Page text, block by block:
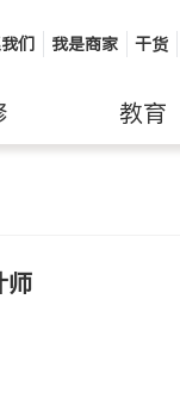
们 我是商家 干货
教育
师